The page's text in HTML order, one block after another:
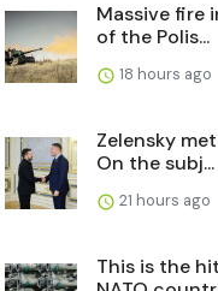
Massive fire
of the Polis...
18 hours ago
Zelensky
On the subj...
21 hours ago
This is the